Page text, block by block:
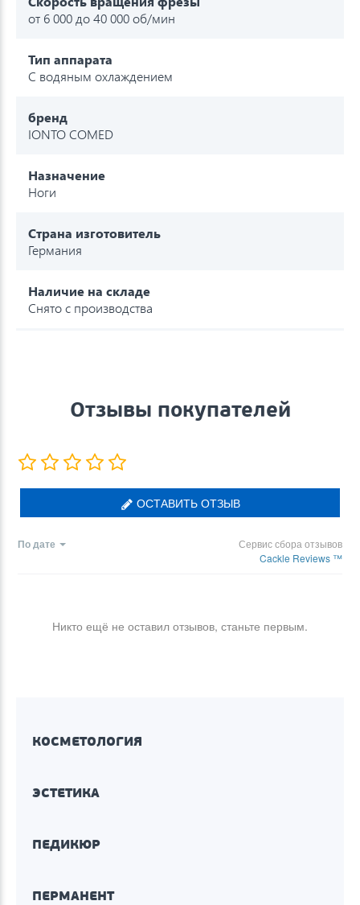
от 6 000 до 40 000 об/мин
Тип аппарата
С водяным охлаждением
бренд
IONTO COMED
Назначение
Ноги
Страна изготовитель
Германия
Наличие на складе
Снято с производства
Отзывы покупателей
ОСТАВИТЬ ОТЗЫВ
По дате
Сервис сбора отзывов
Cackle Reviews ™
Никто ещё не оставил отзывов, станьте первым.
КОСМЕТОЛОГИЯ
ЭСТЕТИКА
ПЕДИКЮР
ПЕРМАНЕНТ